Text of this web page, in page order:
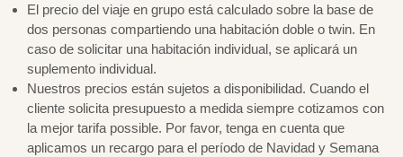
El precio del viaje en grupo está calculado sobre la base de
dos personas compartiendo una habitación doble o twin. En
caso de solicitar una habitación individual, se aplicará un
suplemento individual.
Nuestros precios están sujetos a disponibilidad. Cuando el
cliente solicita presupuesto a medida siempre cotizamos con
la mejor tarifa possible. Por favor, tenga en cuenta que
aplicamos un recargo para el período de Navidad y Semana